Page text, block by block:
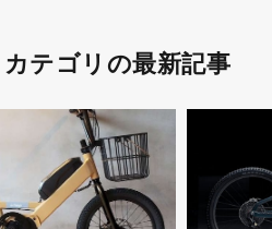
、全幅575mm、サドル高800
24×1.75HE
：154cm以上
走行距離：強モード48km、ス
定格出力：ブラシレスDC式／
カテゴリの最新記事